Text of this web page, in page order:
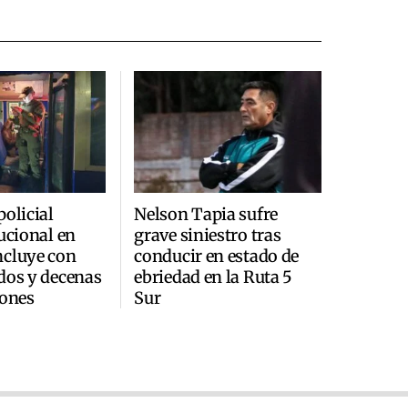
en
con
y decenas
Nelson Tapia sufre
grave siniestro tras
conducir en estado de
ebriedad en la Ruta 5
Sur